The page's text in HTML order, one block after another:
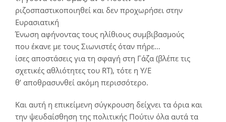
ριζοσπαστικοποιηθεί και δεν προχωρήσει στην
Ευρασιατική
Ένωση αφήνοντας τους ηλίθιους συμβιβασμούς
που έκανε με τους Σιωνιστές όταν πήρε…
ίσες αποστάσεις για τη σφαγή στη Γάζα (βλέπε τις
σχετικές αθλιότητες του RT), τότε η Υ/Ε
θ’ αποθρασυνθεί ακόμη περισσότερο.
Και αυτή η επικείμενη σύγκρουση δείχνει τα όρια και
την ψευδαίσθηση της πολιτικής Πούτιν όλα αυτά τα